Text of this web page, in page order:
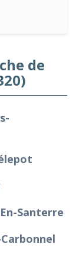
de
Santerre